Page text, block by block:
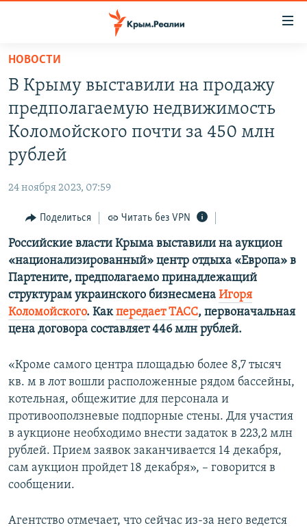
Вернуться
основному
содержанию
Вернутся
главной
Вернутся
поиску
СПЕЦПРОЕКТЫ
КАРТА ВОЕННЫХ ОБЪЕКТОВ КРЫМА
ВОДА
ИСТОРИЯ
ИНТЕРАКТИВ
ИНФОГРАФИКА
ТЕЛЕПРОЕКТ КРЫМ.РЕАЛИИ
СОВЕТЫ ПРАВОЗАЩИТНИКОВ
ПРОПАВШИЕ БЕЗ ВЕСТИ
ПОБЕДИТЕЛЕЙ НЕ СУДЯТ?
ELIFBE
УКРАИНСКАЯ ПРОБЛЕМА КРЫМА
РАДІО СВОБОДА
КАК ОБОЙТИ БЛОКИРОВКУ
Українською
Qırımtatar
ПРИСОЕДИНЯЙТЕСЬ!
Все сайты RFE/RL
НОВОСТИ
В Крыму выставили на продажу
предполагаемую недвижимость
Коломойского почти за 450 млн
рублей
24 ноября 2023, 07:59
Поделиться Читать без VPN
Российские власти Крыма выставили на аукцион
«национализированный» центр отдыха «Европа» в
Партените, предполагаемо принадлежащий
структурам украинского бизнесмена Игоря
Коломойского. Какпередает ТАСС, первоначальная
цена договора составляет 446 млн рублей.
«Кроме самого центра площадью более 8,7 тысяч
кв. м в лот вошли расположенные рядом бассейны,
котельная, общежитие для персонала и
противооползневые подпорные стены. Для участия
в аукционе необходимо внести задаток в 223,2 млн
рублей. Прием заявок заканчивается 14 декабря,
сам аукцион пройдет 18 декабря», – говорится в
сообщении.
Агентство отмечает, что сейчас из-за него ведется